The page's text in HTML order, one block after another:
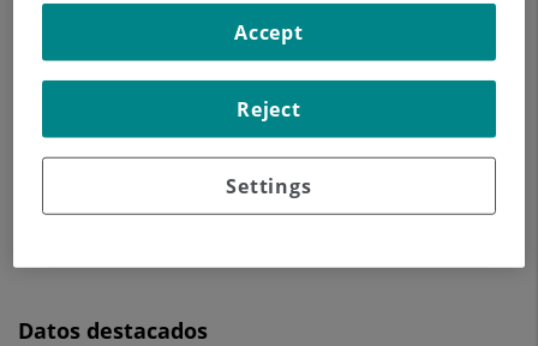
Centro Médico Teknon
Datos destacados
Settings
Reject
Accept